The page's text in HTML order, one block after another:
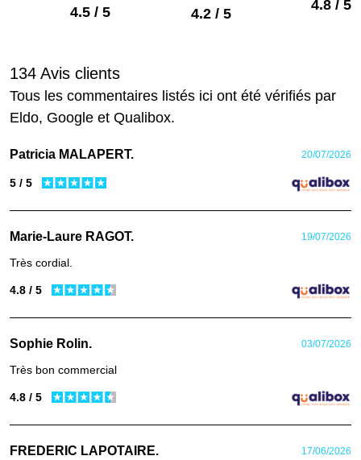
4.5 / 5 4.2 / 5
4.8 / 5
134 Avis clients
Tous les commentaires listés ici ont été vérifiés par
Eldo, Google et Qualibox.
Patricia MALAPERT. 20/07/2026
5 / 5
Marie-Laure RAGOT. 19/07/2026
Très cordial.
4.8 / 5
Sophie Rolin. 03/07/2026
Très bon commercial
4.8 / 5
FREDERIC LAPOTAIRE. 17/06/2026